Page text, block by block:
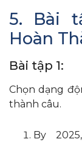
5. Bài
Hoàn
Bài tập 1:
Chọn dạng
thành câu.
By